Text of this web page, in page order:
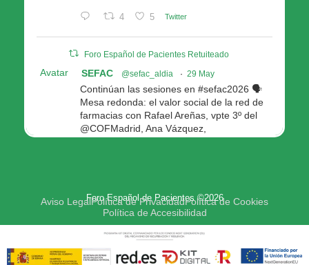
4 5 Twitter
Foro Español de Pacientes Retuiteado
Avatar SEFAC @sefac_aldia · 29 May
Continúan las sesiones en #sefac2026 🗣️
Mesa redonda: el valor social de la red de
farmacias con Rafael Areñas, vpte 3º del
@COFMadrid, Ana Vázquez,
@fep_pacientes Galicia, Antón Acevedo, d
4 4 Twitter
Foro Español de Pacientes
@fep_pacientes · 29 May
Foro Español de Pacientes ©2026
Aviso LegalPolítica de PrivacidadPolítica de Cookies
Política de Accesibilidad